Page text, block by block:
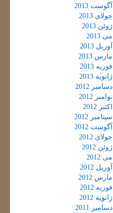
آگوست 2013
جولای 2013
ژوئن 2013
می 2013
آوریل 2013
مارس 2013
فوریه 2013
ژانویه 2013
دسامبر 2012
نوامبر 2012
اکتبر 2012
سپتامبر 2012
آگوست 2012
جولای 2012
ژوئن 2012
می 2012
آوریل 2012
مارس 2012
فوریه 2012
ژانویه 2012
دسامبر 2011